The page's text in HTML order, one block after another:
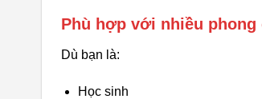
Phù hợp với nhiều phong
Dù bạn là:
Học sinh